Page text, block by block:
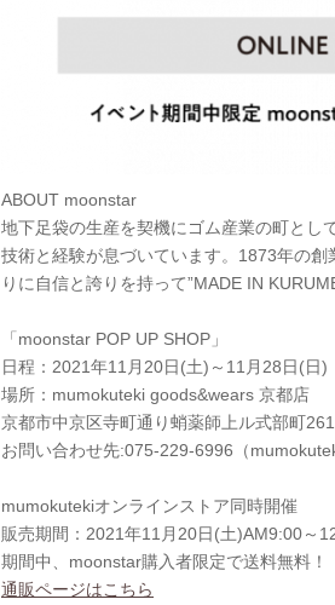
ABOUT moonstar
地下足袋の生産を契機にゴム産業の町とし
技術と経験が息づいています。1873年の
りに自信と誇りを持って”MADE IN
「moonstar POP UP SHOP」
日程：2021年11月20日(土)～11月28日(日)
場所：mumokuteki goods&wears 京都店
京都市中京区寺町通り蛸薬師上ル式部町261
お問い合わせ先:075-229-6996（
mumokutekiオンラインストア同時開催
販売期間：2021年11月20日(土)AM9:00～
期間中、moonstar購入者限定で送料無料！
通販ページはこちら